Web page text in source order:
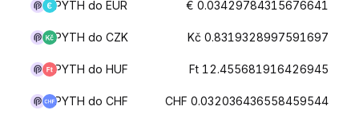
PYTH do EUR € 0.03429784315676641
PYTH do CZK Kč 0.8319328997591697
PYTH do HUF Ft 12.455681916426945
PYTH do CHF CHF 0.032036436558459544